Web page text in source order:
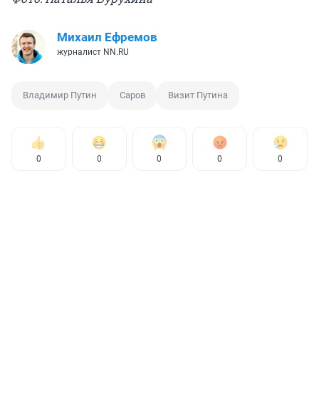
Михаил Ефремов
журналист NN.RU
Владимир Путин Саров Визит Путина
0 0 0 0 0